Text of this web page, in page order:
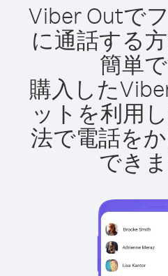
Viber Outで
に通話する
簡単で
購入した
ットを利用
法で電話を
できま